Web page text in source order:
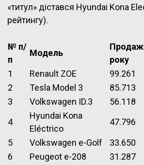
«титул» дістався Hyundai Kona
рейтингу).
№ п/
п
Модель
року
1
Renault ZOE 99.261
2
Tesla Model 3 85.713
3
Volkswagen ID.3 56.118
4
Hyundai Kona
Eléctrico
47.796
5 Volkswagen e-Golf 33.650
6
Peugeot e-208 31.287